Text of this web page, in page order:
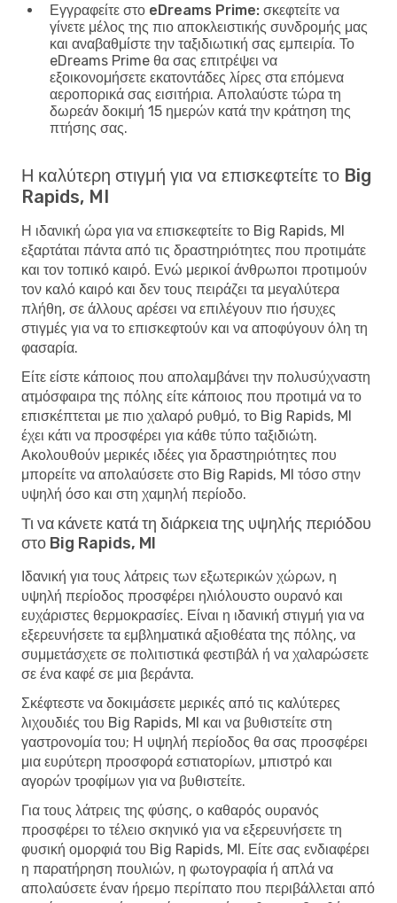
Εγγραφείτε στο eDreams Prime: σκεφτείτε να
γίνετε μέλος της πιο αποκλειστικής συνδρομής μας
και αναβαθμίστε την ταξιδιωτική σας εμπειρία. Το
eDreams Prime θα σας επιτρέψει να
εξοικονομήσετε εκατοντάδες λίρες στα επόμενα
αεροπορικά σας εισιτήρια. Απολαύστε τώρα τη
δωρεάν δοκιμή 15 ημερών κατά την κράτηση της
πτήσης σας.
Η καλύτερη στιγμή για να επισκεφτείτε το Big
Rapids, MI
Η ιδανική ώρα για να επισκεφτείτε το Big Rapids, MI
εξαρτάται πάντα από τις δραστηριότητες που προτιμάτε
και τον τοπικό καιρό. Ενώ μερικοί άνθρωποι προτιμούν
τον καλό καιρό και δεν τους πειράζει τα μεγαλύτερα
πλήθη, σε άλλους αρέσει να επιλέγουν πιο ήσυχες
στιγμές για να το επισκεφτούν και να αποφύγουν όλη τη
φασαρία.
Είτε είστε κάποιος που απολαμβάνει την πολυσύχναστη
ατμόσφαιρα της πόλης είτε κάποιος που προτιμά να το
επισκέπτεται με πιο χαλαρό ρυθμό, το Big Rapids, MI
έχει κάτι να προσφέρει για κάθε τύπο ταξιδιώτη.
Ακολουθούν μερικές ιδέες για δραστηριότητες που
μπορείτε να απολαύσετε στο Big Rapids, MI τόσο στην
υψηλή όσο και στη χαμηλή περίοδο.
Τι να κάνετε κατά τη διάρκεια της υψηλής περιόδου
στο Big Rapids, MI
Ιδανική για τους λάτρεις των εξωτερικών χώρων, η
υψηλή περίοδος προσφέρει ηλιόλουστο ουρανό και
ευχάριστες θερμοκρασίες. Είναι η ιδανική στιγμή για να
εξερευνήσετε τα εμβληματικά αξιοθέατα της πόλης, να
συμμετάσχετε σε πολιτιστικά φεστιβάλ ή να χαλαρώσετε
σε ένα καφέ σε μια βεράντα.
Σκέφτεστε να δοκιμάσετε μερικές από τις καλύτερες
λιχουδιές του Big Rapids, MI και να βυθιστείτε στη
γαστρονομία του; Η υψηλή περίοδος θα σας προσφέρει
μια ευρύτερη προσφορά εστιατορίων, μπιστρό και
αγορών τροφίμων για να βυθιστείτε.
Για τους λάτρεις της φύσης, ο καθαρός ουρανός
προσφέρει το τέλειο σκηνικό για να εξερευνήσετε τη
φυσική ομορφιά του Big Rapids, MI. Είτε σας ενδιαφέρει
η παρατήρηση πουλιών, η φωτογραφία ή απλά να
απολαύσετε έναν ήρεμο περίπατο που περιβάλλεται από